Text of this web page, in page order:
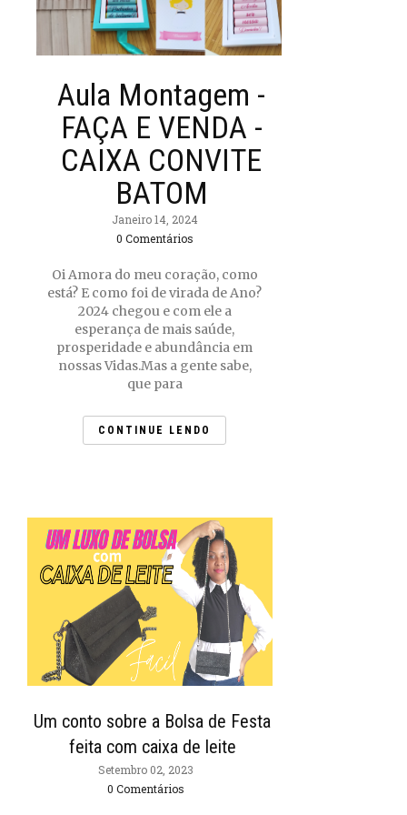
Aula Montagem -
FAÇA E VENDA -
CAIXA CONVITE
BATOM
Janeiro 14, 2024
0 Comentários
Oi Amora do meu coração, como
está? E como foi de virada de Ano?
2024 chegou e com ele a
esperança de mais saúde,
prosperidade e abundância em
nossas Vidas.Mas a gente sabe,
que para
CONTINUE LENDO
Um conto sobre a Bolsa de Festa
feita com caixa de leite
Setembro 02, 2023
0 Comentários